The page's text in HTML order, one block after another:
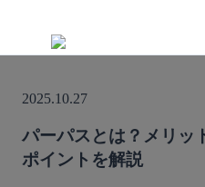
サポート体制
導入事例
2025.10.27
パーパスとは？メリッ
ポイントを解説